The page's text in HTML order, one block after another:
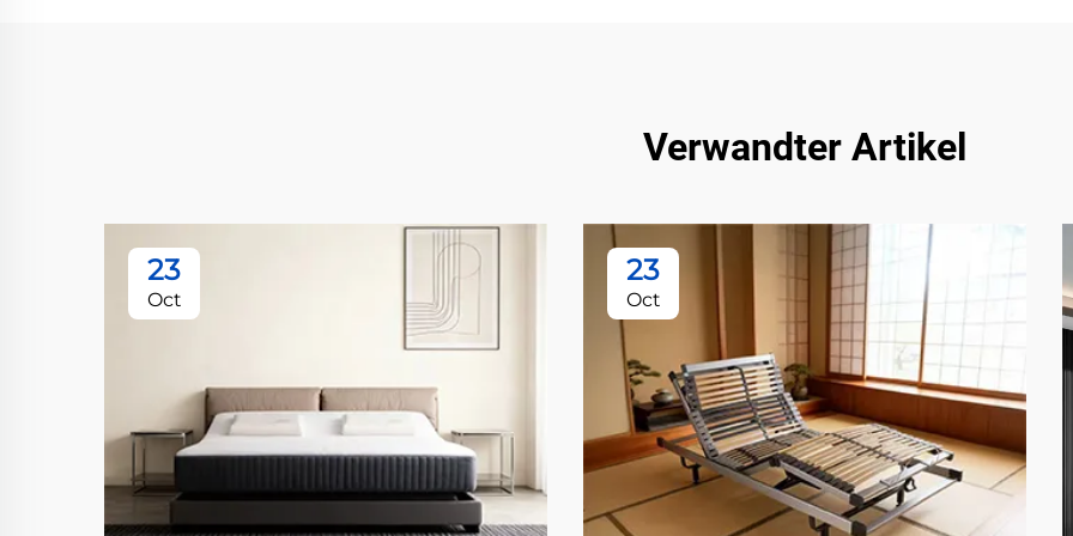
Verwandter Artikel
23
Oct
23
Oct